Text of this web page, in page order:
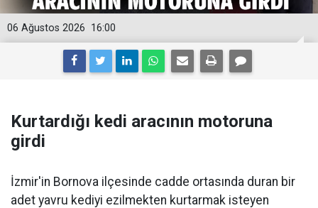
16:00
06 Ağustos 2026
Kurtardığı kedi aracının motoruna
girdi
İzmir'in Bornova ilçesinde cadde ortasında duran bir
adet yavru kediyi ezilmekten kurtarmak isteyen